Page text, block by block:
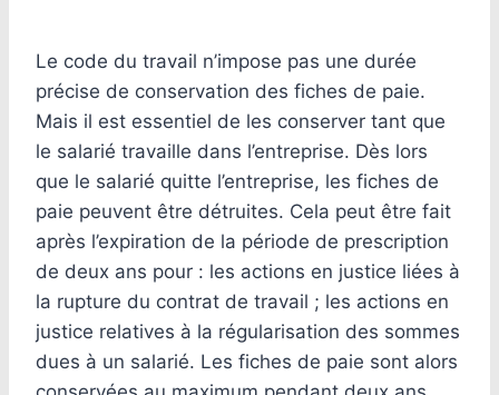
Le code du travail n’impose pas une durée
précise de conservation des fiches de paie.
Mais il est essentiel de les conserver tant que
le salarié travaille dans l’entreprise. Dès lors
que le salarié quitte l’entreprise, les fiches de
paie peuvent être détruites. Cela peut être fait
après l’expiration de la période de prescription
de deux ans pour : les actions en justice liées à
la rupture du contrat de travail ; les actions en
justice relatives à la régularisation des sommes
dues à un salarié. Les fiches de paie sont alors